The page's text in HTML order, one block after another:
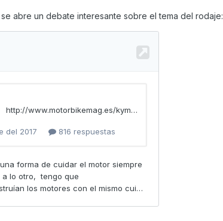
abre un debate interesante sobre el tema del rodaje: